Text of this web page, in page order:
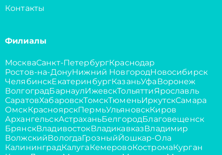
Контакты
Филиалы
МоскваСанкт-ПетербургКраснодар
Ростов-на-ДонуНижний НовгородНовосибирск
ЧелябинскЕкатеринбургКазаньУфаВоронеж
ВолгоградБарнаулИжевскТольяттиЯрославль
СаратовХабаровскТомскТюменьИркутскСамара
ОмскКрасноярскПермьУльяновскКиров
АрхангельскАстраханьБелгородБлаговещенск
БрянскВладивостокВладикавказВладимир
ВолжскийВологдаГрозныйЙошкар-Ола
КалининградКалугаКемеровоКостромаКурган